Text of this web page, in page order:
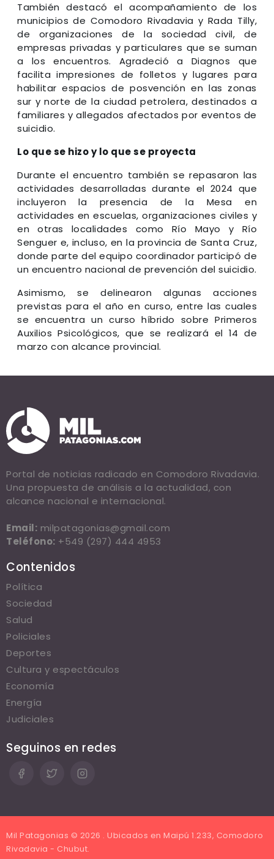
También destacó el acompañamiento de los
municipios de Comodoro Rivadavia y Rada Tilly,
de organizaciones de la sociedad civil, de
empresas privadas y particulares que se suman
a los encuentros. Agradeció a Diagnos que
facilita impresiones de folletos y lugares para
habilitar espacios de posvención en las zonas
sur y norte de la ciudad petrolera, destinados a
familiares y allegados afectados por eventos de
suicidio.
Lo que se hizo y lo que se proyecta
Durante el encuentro también se repasaron las
actividades desarrolladas durante el 2024 que
incluyeron la presencia de la Mesa en
actividades en escuelas, organizaciones civiles y
en otras localidades como Río Mayo y Río
Senguer e, incluso, en la provincia de Santa Cruz,
donde parte del equipo coordinador participó de
un encuentro nacional de prevención del suicidio.
Asimismo, se delinearon algunas acciones
previstas para el año en curso, entre las cuales
se encuentra un curso híbrido sobre Primeros
Auxilios Psicológicos, que se realizará el 14 de
marzo con alcance provincial.
Portal de noticias radicado en Comodoro Rivadavia.
Una propuesta de análisis a la actualidad, con
alcance nacional e internacional.
Email: milpatagonias@gmail.com
Teléfono: +549 (297) 444 4953
Contenidos
Política
Sociedad
Salud
Policiales
Deportes
Cultura y espectáculos
Economía
Energía
Judiciales
Seguinos en redes
Mil Patagonias © 2026 . Ubicados en Maipú 1.233, Comodoro
Rivadavia - Chubut.